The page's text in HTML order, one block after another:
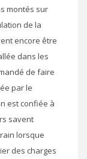
montés sur
de la
encore être
dans les
de faire
par le
est confiée à
savent
lorsque
des charges